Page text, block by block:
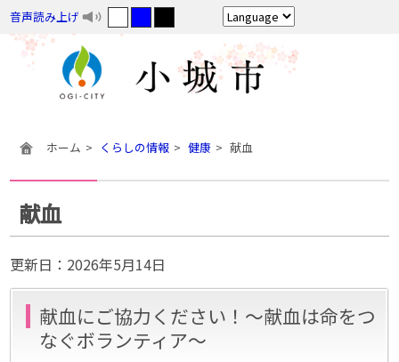
音声読み上げ
ホーム くらしの情報 健康 献血
献血
更新日： 2026年5月14日
献血にご協力ください！〜献血は命をつ
なぐボランティア〜